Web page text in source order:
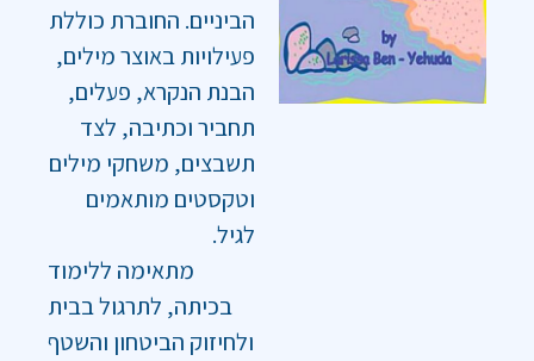
הביניים. החוברת כוללת
פעילויות באוצר מילים,
הבנת הנקרא, פעלים,
תחביר וכתיבה, לצד
תשבצים, משחקי מילים
וטקסטים מותאמים
לגיל.
מתאימה ללימוד
בכיתה, לתרגול בבית
ולחיזוק הביטחון והשטף